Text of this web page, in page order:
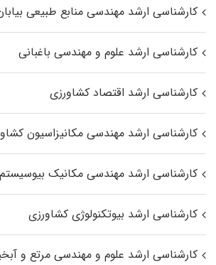
کارشناسی ارشد مهندسی منابع طبیعی
کارشناسی ارشد علوم و مهندسی باغبانی
کارشناسی ارشد اقتصاد کشاورزی
کارشناسی ارشد مهندسی مکانیزاسیون
کارشناسی ارشد مهندسی مکانیک بیوسیستم
کارشناسی ارشد بیوتکنولوژی کشاورزی
کارشناسی ارشد علوم و مهندسی مرتع و